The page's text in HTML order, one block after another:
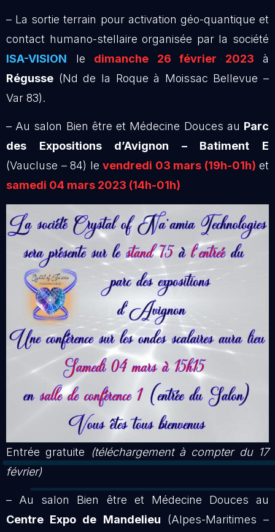
– La sortie terrain pour activation géo-quantique et
contact humano-stellaire organisée par la société
ISA-VISION le dimanche 26 février 2023 à
Régusse (Nd de la Roque à Moissac Bellevue –
Var 83).
– Au salon Bien être et Médecine Douces au Parc
des Expositions d’Avignon – Batiment E
(Vaucluse – 84) le vendredi 03 mars (19h-01h) et
samedi 04 mars 2023 (14h-01h)
Entrée gratuite
(téléchargement à compter du 17
février)
– Au salon Bien être et Médecine Douces au
Centre Expo de Mandelieu (Alpes-Maritimes –